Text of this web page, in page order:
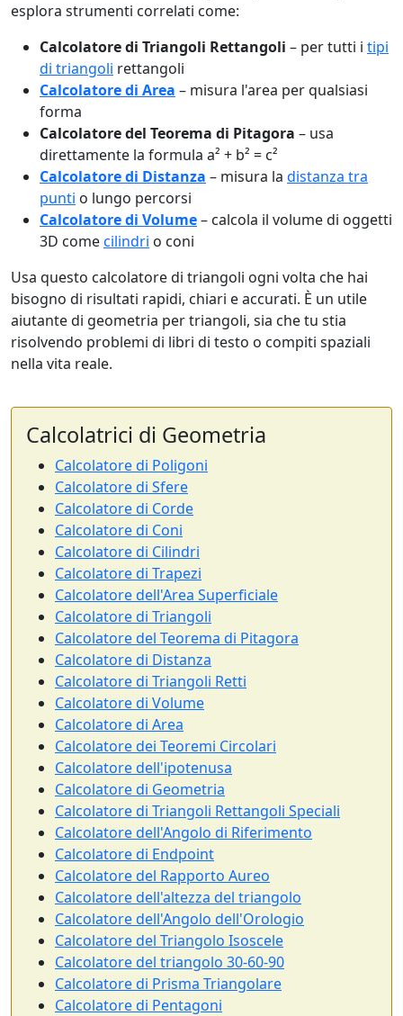
esplora strumenti correlati come:
Calcolatore di Triangoli Rettangoli – per tutti i tipi
di triangoli rettangoli
Calcolatore di Area – misura l'area per qualsiasi
forma
Calcolatore del Teorema di Pitagora – usa
direttamente la formula a² + b² = c²
Calcolatore di Distanza – misura la distanza tra
punti o lungo percorsi
Calcolatore di Volume– calcola il volume di oggetti
3D comecilindri o coni
Usa questo calcolatore di triangoli ogni volta che hai
bisogno di risultati rapidi, chiari e accurati. È un utile
aiutante di geometria per triangoli, sia che tu stia
risolvendo problemi di libri di testo o compiti spaziali
nella vita reale.
Calcolatrici di Geometria
Calcolatore di Poligoni
Calcolatore di Sfere
Calcolatore di Corde
Calcolatore di Coni
Calcolatore di Cilindri
Calcolatore di Trapezi
Calcolatore dell'Area Superficiale
Calcolatore di Triangoli
Calcolatore del Teorema di Pitagora
Calcolatore di Distanza
Calcolatore di Triangoli Retti
Calcolatore di Volume
Calcolatore di Area
Calcolatore dei Teoremi Circolari
Calcolatore dell'ipotenusa
Calcolatore di Geometria
Calcolatore di Triangoli Rettangoli Speciali
Calcolatore dell'Angolo di Riferimento
Calcolatore di Endpoint
Calcolatore del Rapporto Aureo
Calcolatore dell'altezza del triangolo
Calcolatore dell'Angolo dell'Orologio
Calcolatore del Triangolo Isoscele
Calcolatore del triangolo 30-60-90
Calcolatore di Prisma Triangolare
Calcolatore di Pentagoni